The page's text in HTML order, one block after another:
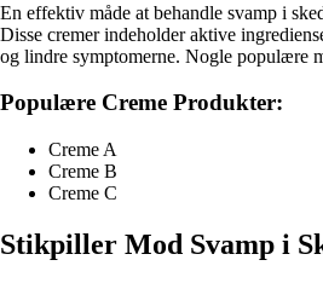
En effektiv måde at behandle svamp i
Disse cremer indeholder aktive
og lindre symptomerne. Nogle populære
Populære Creme Produkter:
Creme A
Creme B
Creme C
Stikpiller Mod Svamp i